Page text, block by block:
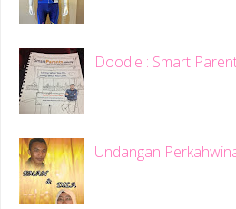
Doodle : Smart
Undangan